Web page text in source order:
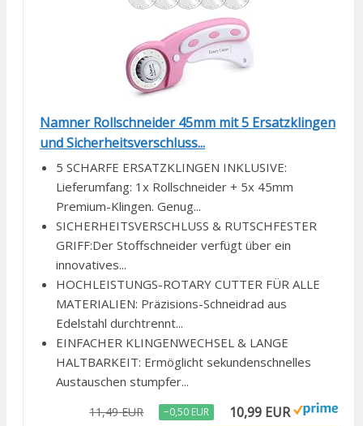
Namner Rollschneider 45mm mit 5 Ersatzklingen
und Sicherheitsverschluss...
5 SCHARFE ERSATZKLINGEN INKLUSIVE:
Lieferumfang: 1x Rollschneider + 5x 45mm
Premium-Klingen. Genug...
SICHERHEITSVERSCHLUSS & RUTSCHFESTER
GRIFF:Der Stoffschneider verfügt über ein
innovatives...
HOCHLEISTUNGS-ROTARY CUTTER FÜR ALLE
MATERIALIEN: Präzisions-Schneidrad aus
Edelstahl durchtrennt...
EINFACHER KLINGENWECHSEL & LANGE
HALTBARKEIT: Ermöglicht sekundenschnelles
Austauschen stumpfer...
11,49 EUR −0,50 EUR 10,99 EUR